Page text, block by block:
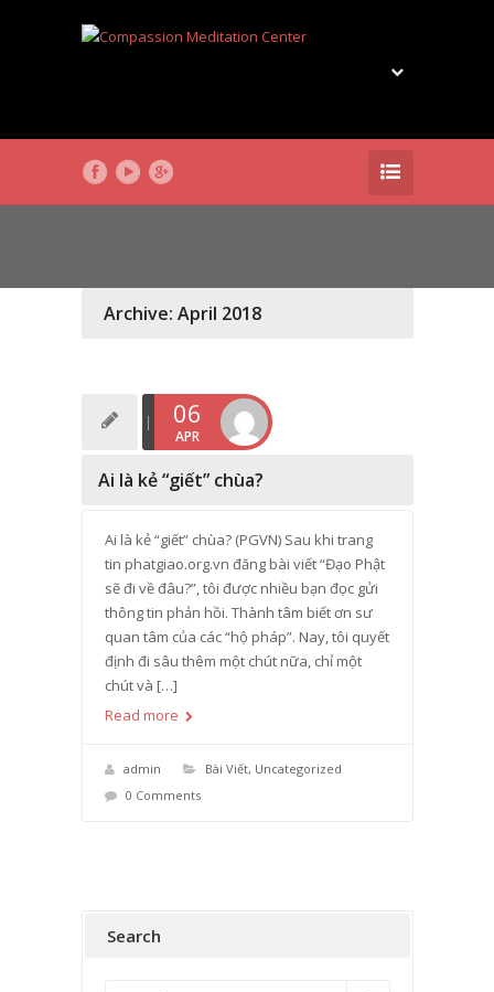
Archive: April 2018
06
APR
Ai là kẻ “giết” chùa?
Ai là kẻ “giết” chùa? (PGVN) Sau khi trang
tin phatgiao.org.vn đăng bài viết “Đạo Phật
sẽ đi về đâu?”, tôi được nhiều bạn đọc gửi
thông tin phản hồi. Thành tâm biết ơn sư
quan tâm của các “hộ pháp”. Nay, tôi quyết
định đi sâu thêm một chút nữa, chỉ một
chút và […]
Read more
admin Bài Viết, Uncategorized
0 Comments
Search